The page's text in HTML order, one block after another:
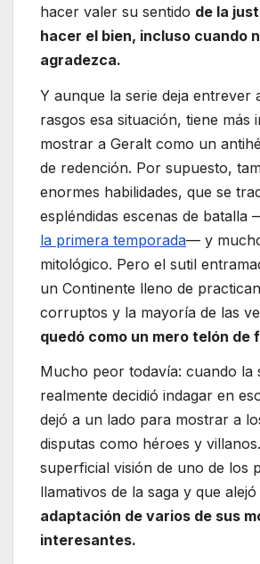
hacer valer su sentido de la
hacer el bien, incluso cuando
agradezca.
Y aunque la serie deja entrever
rasgos esa situación, tiene más
mostrar a Geralt como un
de redención. Por supuesto,
enormes habilidades, que se
espléndidas escenas de batalla
la primera temporada— y
mitológico. Pero el sutil
un Continente lleno de
corruptos y la mayoría de las
quedó como un mero telón de
Mucho peor todavía: cuando la
realmente decidió indagar en
dejó a un lado para mostrar a
disputas como héroes y
superficial visión de uno de los
llamativos de la saga y que alejó
adaptación de varios de sus
interesantes.